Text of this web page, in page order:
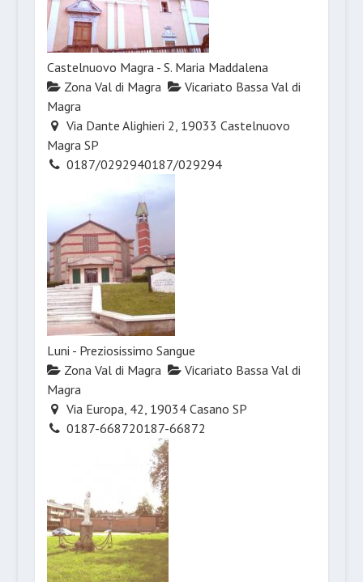
Castelnuovo Magra - S. Maria Maddalena
Zona Val di Magra
Vicariato Bassa Val di
Magra
Via Dante Alighieri 2, 19033 Castelnuovo
Magra SP
0187/0292940187/029294
Luni - Preziosissimo Sangue
Zona Val di Magra
Vicariato Bassa Val di
Magra
Via Europa, 42, 19034 Casano SP
0187-668720187-66872